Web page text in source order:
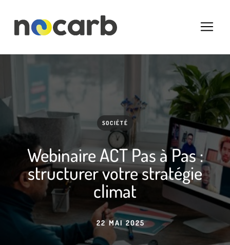
SOCIÉTÉ
Webinaire ACT Pas à Pas :
structurer votre stratégie
climat
22 MAI 2025